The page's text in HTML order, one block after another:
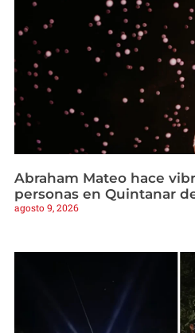
Abraham Mateo hace
personas en Quintanar
agosto 9, 2026